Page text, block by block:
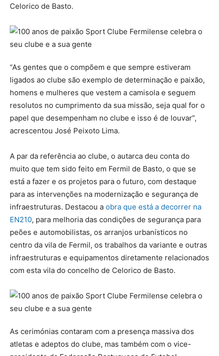
Celorico de Basto.
“As gentes que o compõem e que sempre estiveram
ligados ao clube são exemplo de determinação e paixão,
homens e mulheres que vestem a camisola e seguem
resolutos no cumprimento da sua missão, seja qual for o
papel que desempenham no clube e isso é de louvar”,
acrescentou José Peixoto Lima.
A par da referência ao clube, o autarca deu conta do
muito que tem sido feito em Fermil de Basto, o que se
está a fazer e os projetos para o futuro, com destaque
para as intervenções na modernização e segurança de
infraestruturas. Destacou a obra que está a decorrer na
EN210, para melhoria das condições de segurança para
peões e automobilistas, os arranjos urbanísticos no
centro da vila de Fermil, os trabalhos da variante e outras
infraestruturas e equipamentos diretamente relacionados
com esta vila do concelho de Celorico de Basto.
As cerimónias contaram com a presença massiva dos
atletas e adeptos do clube, mas também com o vice-